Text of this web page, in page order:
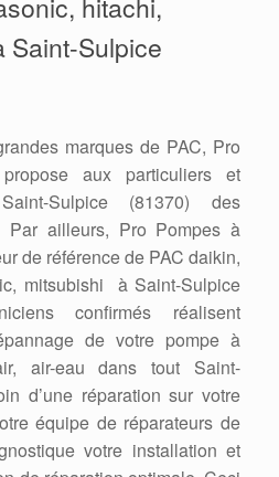
hitachi,
Saint-Sulpice
marques de PAC, Pro
aux particuliers et
Sulpice (81370) des
Par ailleurs, Pro Pompes à
de référence de PAC daikin,
mitsubishi à Saint-Sulpice
confirmés réalisent
de votre pompe à
air-eau dans tout Saint-
d’une réparation sur votre
équipe de réparateurs de
votre installation et